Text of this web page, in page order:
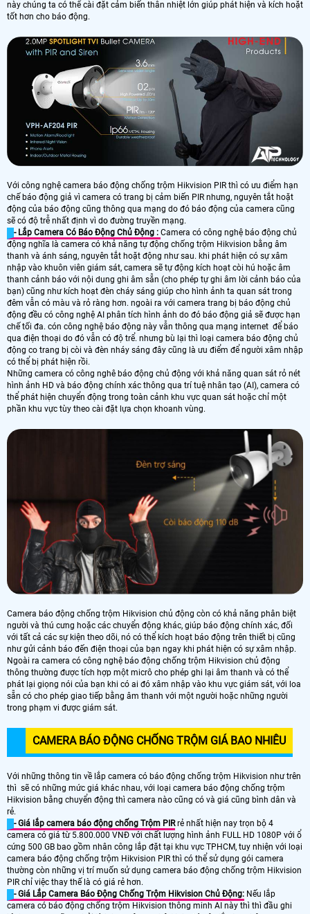
này chúng ta có thể cài đặt cảm biến thân nhiệt lớn giúp phát hiện và kích hoặt
tốt hơn cho báo động.
Với công nghệ camera báo động chống trộm Hikvision PIR thì có ưu điểm hạn
chế báo động giả vì camera có trang bị cảm biến PIR nhưng, nguyên tắt hoặt
động của báo động cũng thông qua mạng do đó báo động của camera cũng
sẽ có độ trễ nhất định vì do đường truyền mạng.
- Lắp Camera Có Báo Động Chủ Động : Camera có công nghệ báo động chủ
động nghĩa là camera có khả năng tự động chống trộm Hikvision bằng âm
thanh và ánh sáng, nguyên tắt hoặt động như sau. khi phát hiện có sự xâm
nhập vào khuôn viên giám sát, camera sẽ tự động kích hoạt còi hú hoặc âm
thanh cảnh báo với nội dung ghi âm sẵn (cho phép tự ghi âm lời cảnh báo của
bạn) cũng như kích hoạt đèn cháy sáng giúp cho hình ảnh ta quan sát trong
đêm vẫn có màu và rỏ ràng hơn. ngoài ra với camera trang bị báo động chủ
động đều có công nghệ AI phân tích hình ảnh do đó báo động giả sẽ được hạn
chế tối đa. cón công nghệ báo động này vẫn thông qua mạng internet để báo
qua điện thoại do đó vẫn có độ trể. nhưng bù lại thì loại camera báo động chủ
động co trang bị còi và đèn nháy sáng đây cũng là ưu điểm để người xâm nhập
có thể bị phát hiện rồi.
Những camera có công nghê báo động chủ động với khả năng quan sát rỏ nét
hình ảnh HD và báo động chính xác thông qua trí tuệ nhân tạo (AI), camera có
thể phát hiện chuyển động trong toàn cảnh khu vực quan sát hoặc chỉ một
phần khu vực tùy theo cài đặt lựa chọn khoanh vùng.
Camera báo động chống trộm Hikvision chủ động còn có khả năng phân biệt
người và thú cưng hoặc các chuyển động khác, giúp báo động chính xác, đối
với tất cả các sự kiện theo dõi, nó có thể kích hoạt báo động trên thiết bị cũng
như gửi cảnh báo đến điện thoại của bạn ngay khi phát hiện có sự xâm nhập.
Ngoài ra camera có công nghệ báo động chống trộm Hikvision chủ động
thông thường được tích hợp một micrô cho phép ghi lại âm thanh và có thể
phát lại giọng nói của bạn khi có ai đó xâm nhập vào khu vực giám sát, với loa
sẵn có cho phép giao tiếp bằng âm thanh với một người hoặc những người
trong phạm vi được giám sát.
CAMERA BÁO ĐỘNG CHỐNG TRỘM GIÁ BAO NHIÊU
Với những thông tin về lắp camera có báo động chống trộm Hikvision như trên
thì sẽ có những mức giá khác nhau, với loại camera báo động chống trộm
Hikvision bằng chuyển động thì camera nào cũng có và giá cũng bình dân và
rẻ.
- Giá lắp camera báo động chống Trộm PIRrẻ nhất hiện nay trọn bộ 4
camera có giá từ 5.800.000 VNĐ với chất lượng hình ảnh FULL HD 1080P với ổ
cứng 500 GB bao gồm nhân công lắp đặt tại khu vực TPHCM, tuy nhiện với loại
camera báo động chống trộm Hikvision PIR thì có thể sử dụng gói camera
thường còn những vị trí muốn sử dụng camera báo động chống trộm Hikvision
PIR chỉ việc thay thế là có giá rẻ hơn.
- Giá Lắp Camera Báo Động Chống Trộm Hikvision Chủ Động: Nếu lắp
camera có báo động chống trộm Hikvision thông minh AI này thì thì đầu ghi